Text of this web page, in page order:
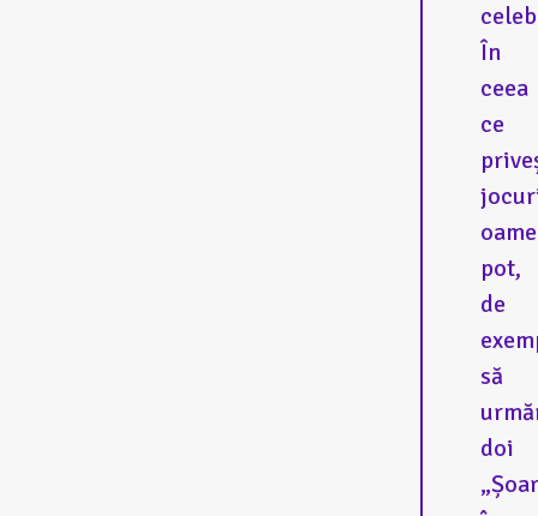
În
ceea
ce
pot,
de
să
doi